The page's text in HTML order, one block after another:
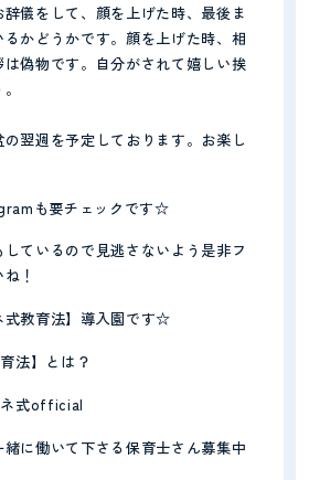
儀をして、顔を上げた時、最後ま
かどうかです。顔を上げた時、相
偽物です。自分がされて嬉しい挨
翌週を予定しております。お楽し
も要チェックです☆
ているので見逃さないよう是非フ
！
教育法】導入園です☆
法】とは？
式official
に働いて下さる保育士さん募集中